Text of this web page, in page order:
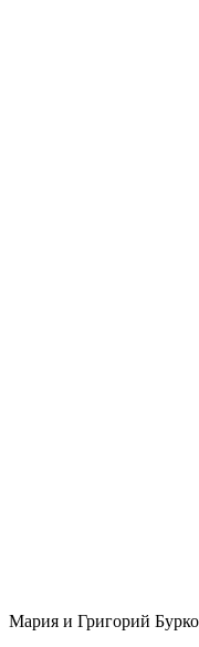
Мария и Григорий